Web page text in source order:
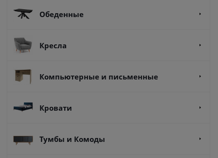
Обеденные
Кресла
Компьютерные и письменные
Кровати
Тумбы и Комоды